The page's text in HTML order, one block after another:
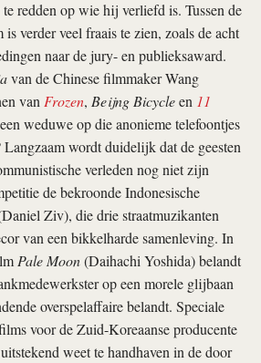
redden op wie hij verliefd is. Tussen de
verder veel fraais te zien, zoals de acht
naar de jury- en publieksaward.
van de Chinese filmmaker Wang
vanFrozen, Beijng Bicycleen 11
weduwe op die anonieme telefoontjes
wordt duidelijk dat de geesten
verleden nog niet zijn
de bekroonde Indonesische
Ziv), die drie straatmuzikanten
van een bikkelharde samenleving. In
Pale Moon(Daihachi Yoshida) belandt
op een morele glijbaan
overspelaffaire belandt. Speciale
voor de Zuid-Koreaanse producente
weet te handhaven in de door